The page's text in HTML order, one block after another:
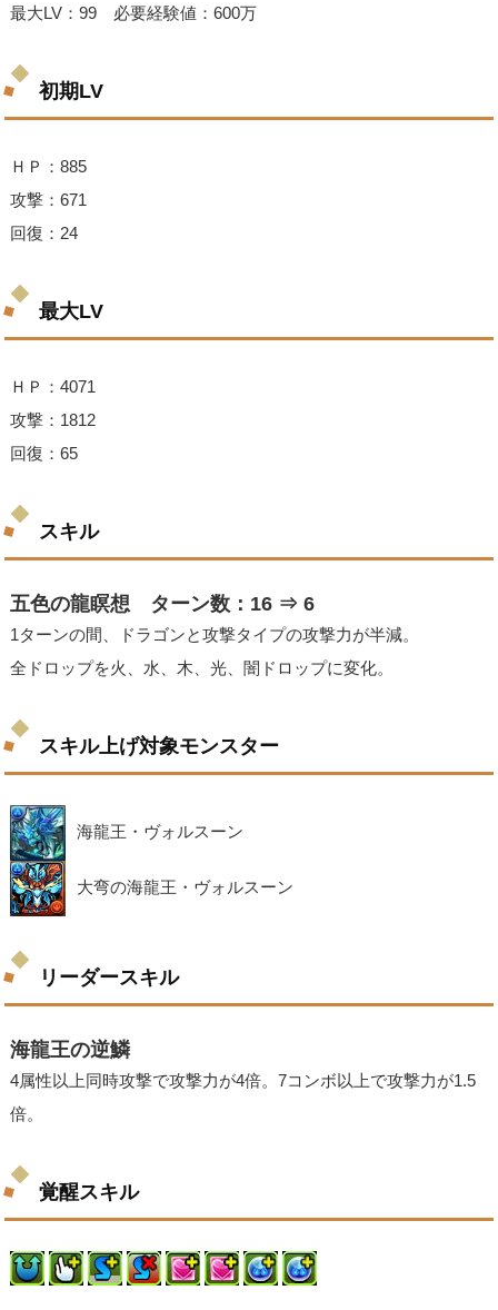
最大LV：99 必要経験値：600万
初期LV
ＨＰ：885
攻撃：671
回復：24
最大LV
ＨＰ：4071
攻撃：1812
回復：65
スキル
五色の龍瞑想 ターン数：16 ⇒ 6
1ターンの間、ドラゴンと攻撃タイプの攻撃力が半減。
全ドロップを火、水、木、光、闇ドロップに変化。
スキル上げ対象モンスター
海龍王・ヴォルスーン
大弯の海龍王・ヴォルスーン
リーダースキル
海龍王の逆鱗
4属性以上同時攻撃で攻撃力が4倍。7コンボ以上で攻撃力が1.5
倍。
覚醒スキル